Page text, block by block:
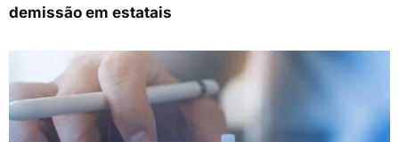
demissão em estatais